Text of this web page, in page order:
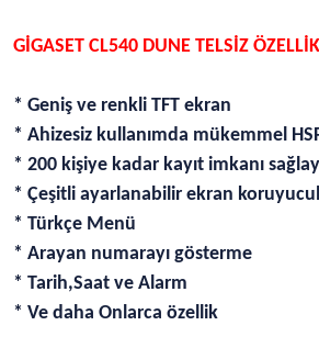
GİGASET CL540 DUNE TELSİZ
* Geniş ve renkli TFT ekran
* Ahizesiz kullanımda mükemmel
* 200 kişiye kadar kayıt imkanı
* Çeşitli ayarlanabilir ekran
* Türkçe Menü
* Arayan numarayı gösterme
* Tarih,Saat ve Alarm
* Ve daha Onlarca özellik